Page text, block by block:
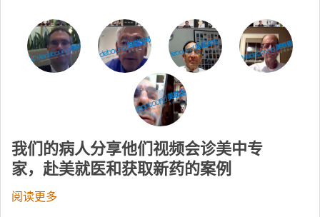
我们的病人分享他们视频会诊美中专
家，赴美就医和获取新药的案例
阅读更多